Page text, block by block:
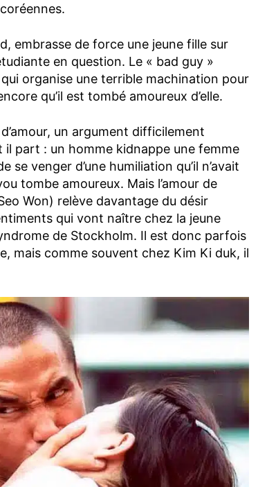
embrasse de force une jeune fille sur
en question. Le « bad guy »
organise une terrible machination pour
qu’il est tombé amoureux d’elle.
un argument difficilement
part : un homme kidnappe une femme
venger d’une humiliation qu’il n’avait
tombe amoureux. Mais l’amour de
Won) relève davantage du désir
qui vont naître chez la jeune
de Stockholm. Il est donc parfois
mais comme souvent chez Kim Ki duk, il